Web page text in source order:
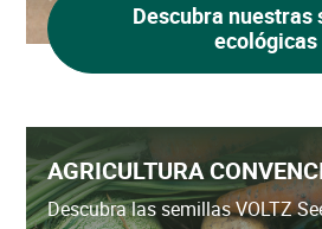
Descubra nuestras
ecológicas
AGRICULTURA
Descubra las semillas VOLTZ